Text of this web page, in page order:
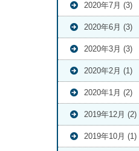
2020年7月 (3)
2020年6月 (3)
2020年3月 (3)
2020年2月 (1)
2020年1月 (2)
2019年12月 (2)
2019年10月 (1)